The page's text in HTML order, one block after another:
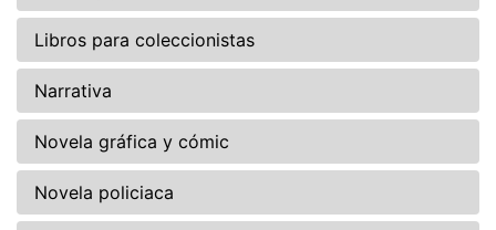
Libros para coleccionistas
Narrativa
Novela gráfica y cómic
Novela policiaca